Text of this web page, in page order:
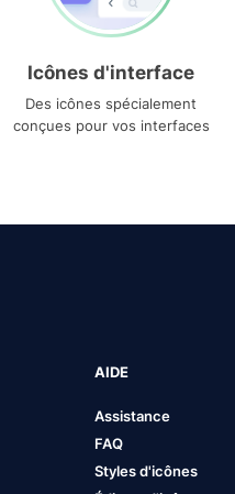
Icônes d'interface
Des icônes spécialement
conçues pour vos interfaces
AIDE
Assistance
FAQ
Styles d'icônes